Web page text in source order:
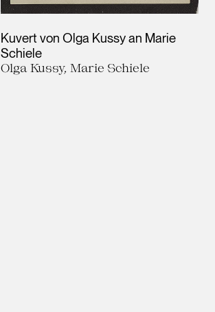
Kuvert von Olga Kussy an Marie
Schiele
Olga Kussy, Marie Schiele